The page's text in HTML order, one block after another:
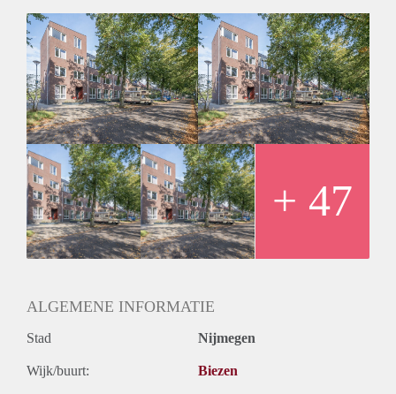
Bijzonderheden:
Huurprijs appartement € 950,00 per maand
Huurprijs is inclusief g/w/e en servicekosten, tv en internet en
gemeentelijke belastingen
Borgsom € 1.000-,
Huurperiode van 1 tot maximaal 6 maanden
Inkomenseis van 3x de kale huur
Gemeubileerd
Parkeergelegenheid voor € 60,00 per maand kunt u parkeren
op eigen terrein
Verplichte schoonmaakkosten bij uit check € 110,00+ 47
ALGEMENE INFORMATIE
Stad Nijmegen
Wijk/buurt: Biezen